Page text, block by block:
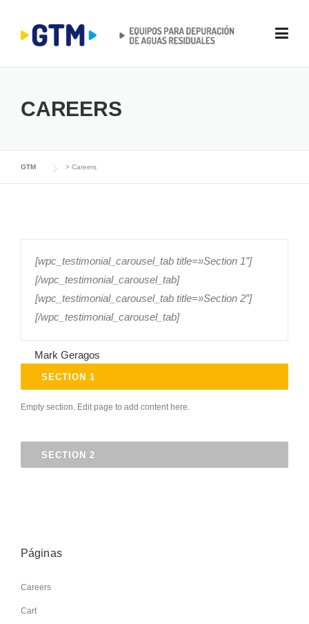
content
CAREERS
GTM > Careers
[wpc_testimonial_carousel_tab title=»Section 1″]
[/wpc_testimonial_carousel_tab]
[wpc_testimonial_carousel_tab title=»Section 2″]
[/wpc_testimonial_carousel_tab]
Mark Geragos
SECTION 1
Empty section. Edit page to add content here.
SECTION 2
Páginas
Careers
Cart